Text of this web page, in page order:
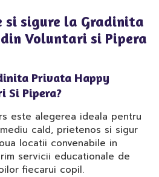
si sigure la Gradinita
Voluntari si Pipera
Privata Happy
Si Pipera?
este alegerea ideala pentru
cald, prietenos si sigur
locatii convenabile in
servicii educationale de
fiecarui copil.